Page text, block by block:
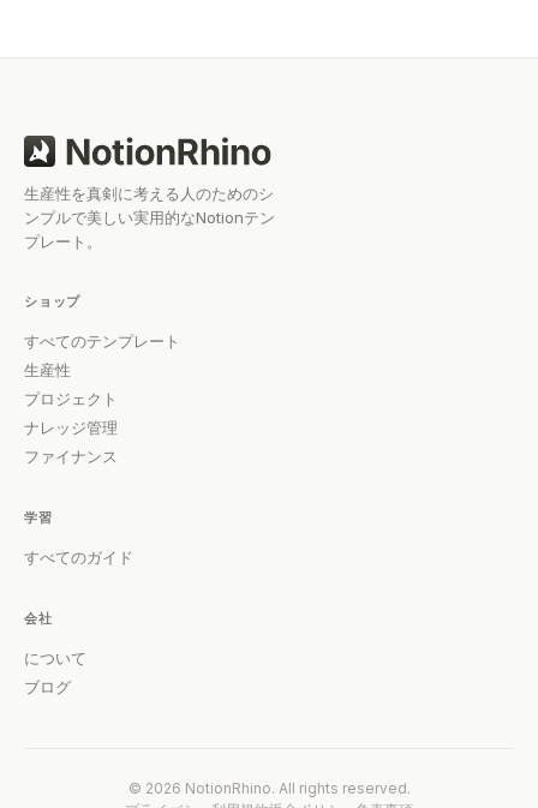
生産性を真剣に考える人のためのシ
ンプルで美しい実用的なNotionテン
プレート。
ショップ
すべてのテンプレート
生産性
プロジェクト
ナレッジ管理
ファイナンス
学習
すべてのガイド
会社
について
ブログ
© 2026 NotionRhino. All rights reserved.